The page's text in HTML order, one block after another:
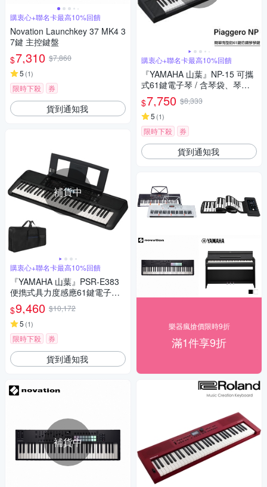
購衷心+聯名卡最高10%回饋
Novation Launchkey 37 MK4 3
7鍵 主控鍵盤
$7,310 $7,860
5 (1)
限時下殺 券
貨到通知我
補貨中
購衷心+聯名卡最高10%回饋
『YAMAHA 山葉』PSR-E383
便擕式具力度感應61鍵電子琴
含琴袋 / 公司貨保固
$9,460 $10,172
5 (1)
限時下殺 券
貨到通知我
補貨中
購衷心+聯名卡最高10%回饋
『YAMAHA 山葉』NP-15 可攜
式61鍵電子琴 / 含琴袋、琴架 /
黑色款 公司貨保固
$7,750 $8,333
5 (1)
限時下殺 券
貨到通知我
樂器瘋搶價限時9折
滿1件享9折